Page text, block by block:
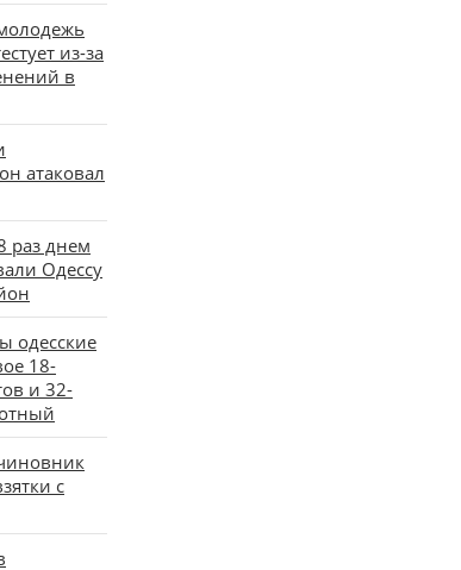
из-за
в
атаковал
раз днем
Одессу
одесские
18-
и 32-
с